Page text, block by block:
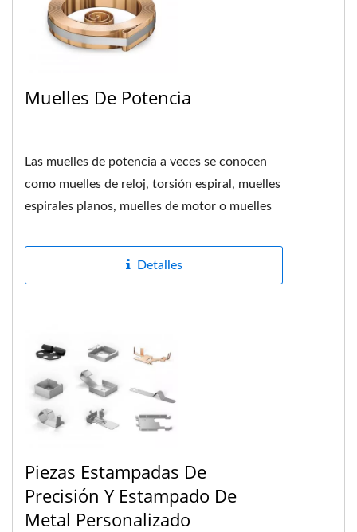
Muelles De Potencia
Las muelles de potencia a veces se conocen
como muelles de reloj, torsión espiral, muelles
espirales planos, muelles de motor o muelles
Detalles
Piezas Estampadas De
Precisión Y Estampado De
Metal Personalizado